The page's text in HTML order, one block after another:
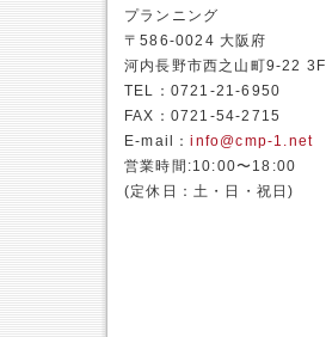
プランニング
〒586-0024 大阪府
河内長野市西之山町9-22 3F
TEL：0721-21-6950
FAX：0721-54-2715
E-mail：info@cmp-1.net
営業時間:10:00〜18:00
(定休日：土・日・祝日)